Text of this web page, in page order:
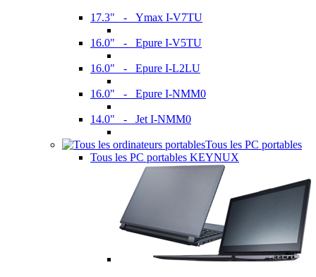
17.3" - Ymax I-V7TU
16.0" - Epure I-V5TU
16.0" - Epure I-L2LU
16.0" - Epure I-NMM0
14.0" - Jet I-NMM0
Tous les PC portables
Tous les PC portables KEYNUX